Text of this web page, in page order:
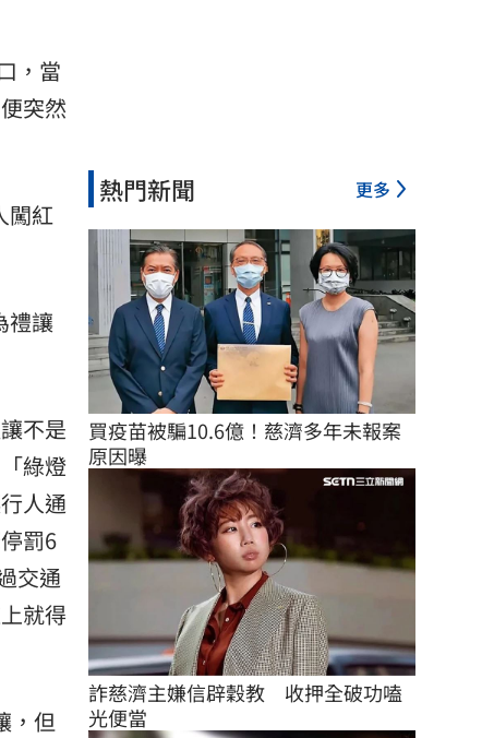
，當
突然
闖紅
禮讓
不是
綠燈
人通
罰6
交通
就得
，但
熱門新聞 更多
買疫苗被騙10.6億！慈濟多年未報案
原因曝
詐慈濟主嫌信辟穀教　收押全破功嗑
光便當